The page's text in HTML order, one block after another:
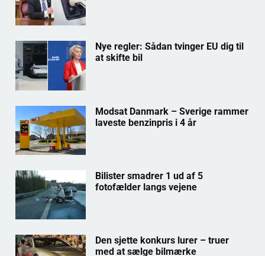
Nye regler: Sådan tvinger EU dig til
at skifte bil
Modsat Danmark – Sverige rammer
laveste benzinpris i 4 år
Bilister smadrer 1 ud af 5
fotofælder langs vejene
Den sjette konkurs lurer – truer
med at sælge bilmærke